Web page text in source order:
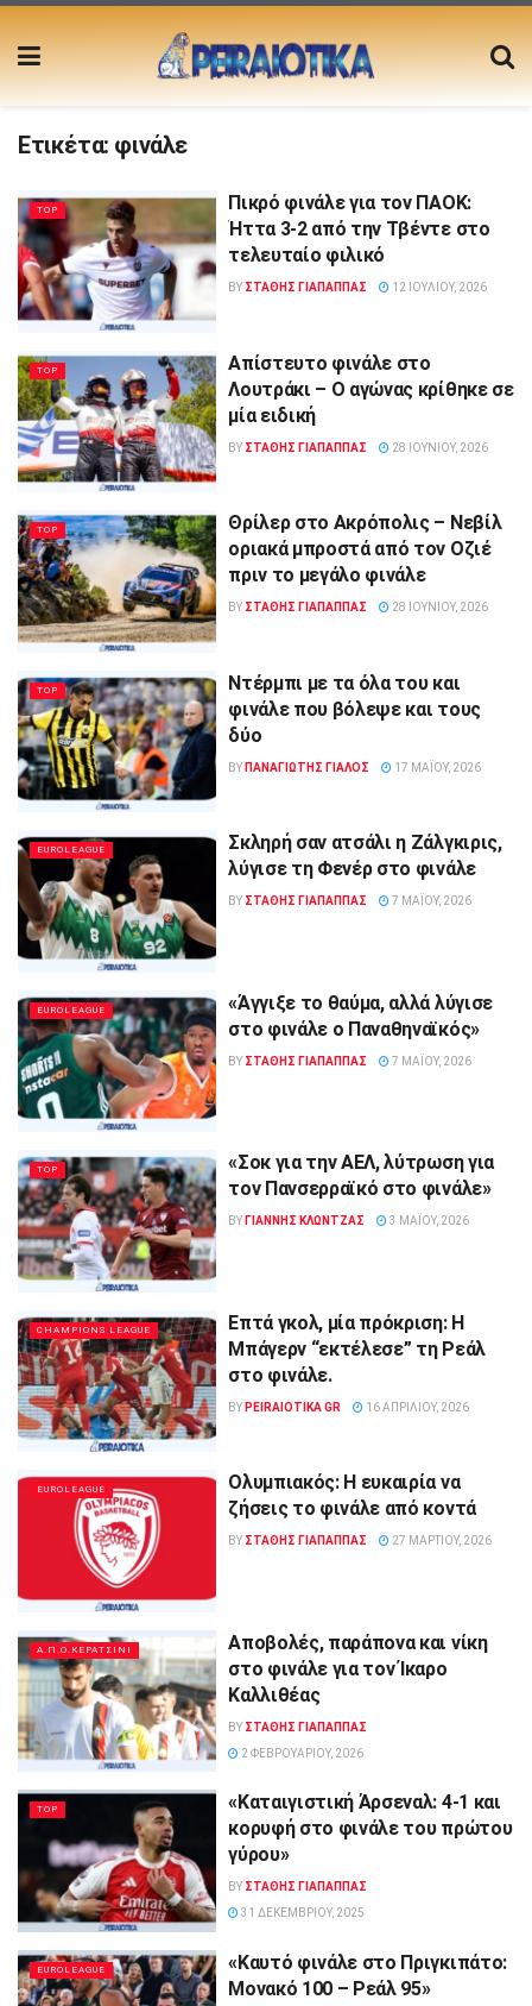
Ετικέτα: φινάλε
TOP
Πικρό φινάλε για τον ΠΑΟΚ:
Ήττα 3-2 από την Τβέντε στο
τελευταίο φιλικό
BY ΣΤΑΘΗΣ ΓΊΑΠΑΠΠΑΣ 12 ΙΟΥΛΊΟΥ, 2026
TOP
Απίστευτο φινάλε στο
Λουτράκι – Ο αγώνας κρίθηκε σε
μία ειδική
BY ΣΤΑΘΗΣ ΓΊΑΠΑΠΠΑΣ 28 ΙΟΥΝΊΟΥ, 2026
TOP
Θρίλερ στο Ακρόπολις – Νεβίλ
οριακά μπροστά από τον Οζιέ
πριν το μεγάλο φινάλε
BY ΣΤΑΘΗΣ ΓΊΑΠΑΠΠΑΣ 28 ΙΟΥΝΊΟΥ, 2026
TOP
Ντέρμπι με τα όλα του και
φινάλε που βόλεψε και τους
δύο
BY ΠΑΝΑΓΙΩΤΗΣ ΓΙΑΛΟΣ 17 ΜΑΪ́ΟΥ, 2026
EUROLEAGUE
Σκληρή σαν ατσάλι η Ζάλγκιρις,
λύγισε τη Φενέρ στο φινάλε
BY ΣΤΑΘΗΣ ΓΊΑΠΑΠΠΑΣ 7 ΜΑΪ́ΟΥ, 2026
EUROLEAGUE
«Άγγιξε το θαύμα, αλλά λύγισε
στο φινάλε ο Παναθηναϊκός»
BY ΣΤΑΘΗΣ ΓΊΑΠΑΠΠΑΣ 7 ΜΑΪ́ΟΥ, 2026
TOP
«Σοκ για την ΑΕΛ, λύτρωση για
τον Πανσερραϊκό στο φινάλε»
BY ΓΙΆΝΝΗΣ ΚΛΏΝΤΖΑΣ 3 ΜΑΪ́ΟΥ, 2026
CHAMPIONS LEAGUE
Επτά γκολ, μία πρόκριση: Η
Μπάγερν “εκτέλεσε” τη Ρεάλ
στο φινάλε.
BY PEIRAIOTIKA GR 16 ΑΠΡΙΛΊΟΥ, 2026
EUROLEAGUE
Ολυμπιακός: Η ευκαιρία να
ζήσεις το φινάλε από κοντά
BY ΣΤΑΘΗΣ ΓΊΑΠΑΠΠΑΣ 27 ΜΑΡΤΊΟΥ, 2026
Α.Π.Ο.ΚΕΡΑΤΣΙΝΙ
Αποβολές, παράπονα και νίκη
στο φινάλε για τον Ίκαρο
Καλλιθέας
BY ΣΤΑΘΗΣ ΓΊΑΠΑΠΠΑΣ
2 ΦΕΒΡΟΥΑΡΊΟΥ, 2026
TOP
«Καταιγιστική Άρσεναλ: 4-1 και
κορυφή στο φινάλε του πρώτου
γύρου»
BY ΣΤΑΘΗΣ ΓΊΑΠΑΠΠΑΣ
31 ΔΕΚΕΜΒΡΊΟΥ, 2025
EUROLEAGUE
«Καυτό φινάλε στο Πριγκιπάτο:
Μονακό 100 – Ρεάλ 95»